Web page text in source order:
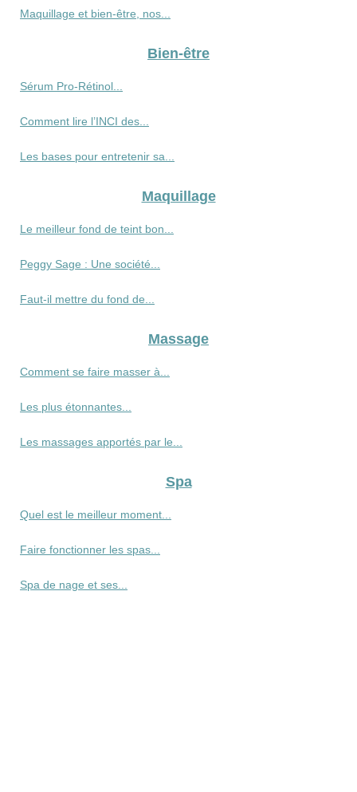
Maquillage et bien-être, nos...
Bien-être
Sérum Pro‑Rétinol...
Comment lire l’INCI des...
Les bases pour entretenir sa...
Maquillage
Le meilleur fond de teint bon...
Peggy Sage : Une société...
Faut-il mettre du fond de...
Massage
Comment se faire masser à...
Les plus étonnantes...
Les massages apportés par le...
Spa
Quel est le meilleur moment...
Faire fonctionner les spas...
Spa de nage et ses...